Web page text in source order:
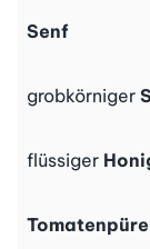
Senf
grobkörniger
flüssiger